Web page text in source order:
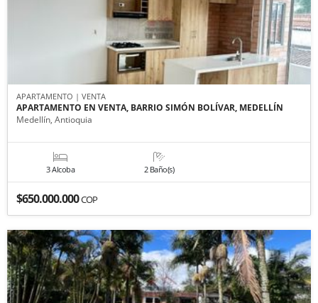
APARTAMENTO | VENTA
APARTAMENTO EN VENTA, BARRIO SIMÓN BOLÍVAR, MEDELLÍN
Medellín, Antioquia
3 Alcoba 2 Baño(s)
$650.000.000COP